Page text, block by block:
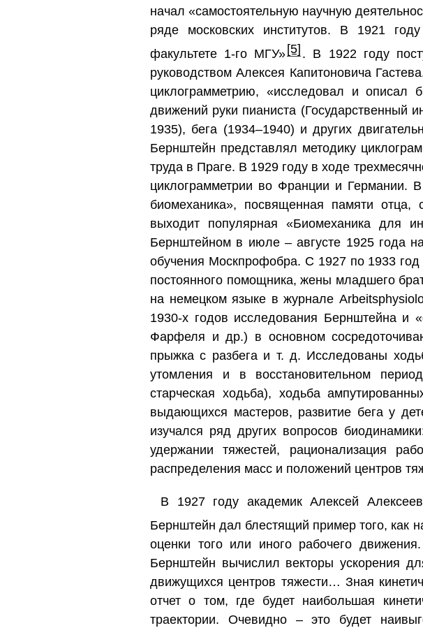
начал «самостоятельную научную
ряде московских институтов. В 1921
факультете 1‐го МГУ» [5] . В 1922 году
руководством Алексея Капитоновича
циклограмметрию, «исследовал и описал
движений руки пианиста (Государственный
1935), бега (1934–1940) и других
Бернштейн представлял методику
труда в Праге. В 1929 году в ходе
циклограмметрии во Франции и
биомеханика», посвященная памяти
выходит популярная «Биомеханика для
Бернштейном в июле – августе 1925 года на
обучения Москпрофобра. С 1927 по 1933
постоянного помощника, жены младшего
на немецком языке в журнале
1930‐х годов исследования Бернштейна
Фарфеля и др.) в основном
прыжка с разбега и т. д. Исследованы
утомления и в восстановительном
старческая ходьба), ходьба
выдающихся мастеров, развитие бега у
изучался ряд других вопросов
удержании тяжестей, рационализация
распределения масс и положений центров
В 1927 году академик Алексей
Бернштейн дал блестящий пример того, как
оценки того или иного рабочего
Бернштейн вычислил векторы ускорения
движущихся центров тяжести… Зная
отчет о том, где будет наибольшая
траектории. Очевидно – это будет